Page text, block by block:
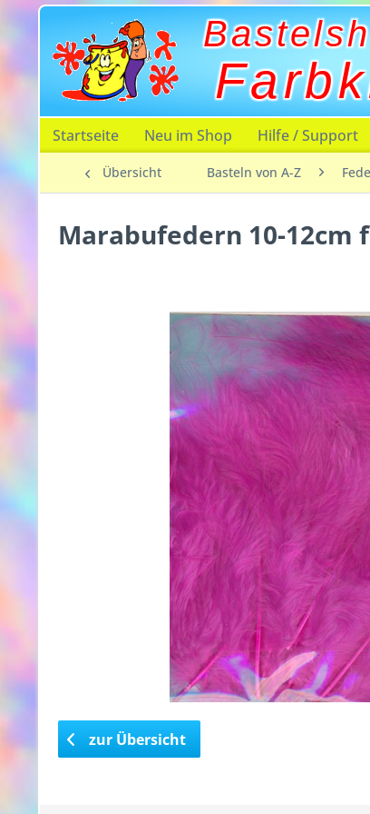
Startseite Neu im Shop Hilfe / Support
Übersicht Basteln von A-Z
Marabufedern 10-12cm
zur Übersicht